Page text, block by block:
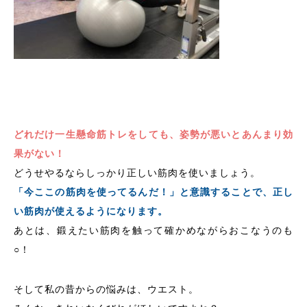
どれだけ一生懸命筋トレをしても、姿勢が悪いとあんまり効
果がない！
どうせやるならしっかり正しい筋肉を使いましょう。
「今ここの筋肉を使ってるんだ！」と意識することで、正し
い筋肉が使えるようになります。
あとは、鍛えたい筋肉を触って確かめながらおこなうのも
○！
そして私の昔からの悩みは、ウエスト。